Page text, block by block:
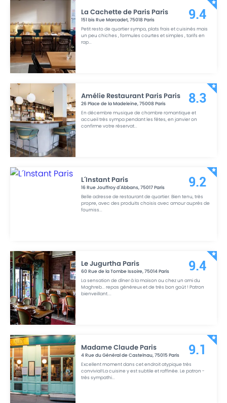
La Cachette de Paris Paris
151 bis Rue Marcadet,75018 Paris
Petit resto de quartier sympa, plats frais et cuisinés mais
un peu chiches , formules courtes et simples , tarifs en
rap...
9.4
Amélie Restaurant Paris Paris
26 Place de la Madeleine,75008 Paris
En décembre musique de chambre romantique et
accueil très sympa pendant les fêtes, en janvier on
confirme votre réservat...
8.3
L´Instant Paris
16 Rue Jouffroy d´Abbans,75017Paris
Belle adresse de restaurant de quartier. Bien tenu, très
propre, avec des produits choisis avec amour auprès de
fourniss...
9.2
Le Jugurtha Paris
60 Rue de la Tombe Issoire,75014Paris
La sensation de dîner à la maison ou chez un ami du
Maghreb... repas généreux et de très bon goût ! Patron
bienveillant....
9.4
Madame Claude Paris
4 Rue du Général de Castelnau,75015Paris
Excellent moment dans cet endroit atypique très
convivial!La cuisine y est subtile et raffinée. Le patron -
très sympathi...
9.1